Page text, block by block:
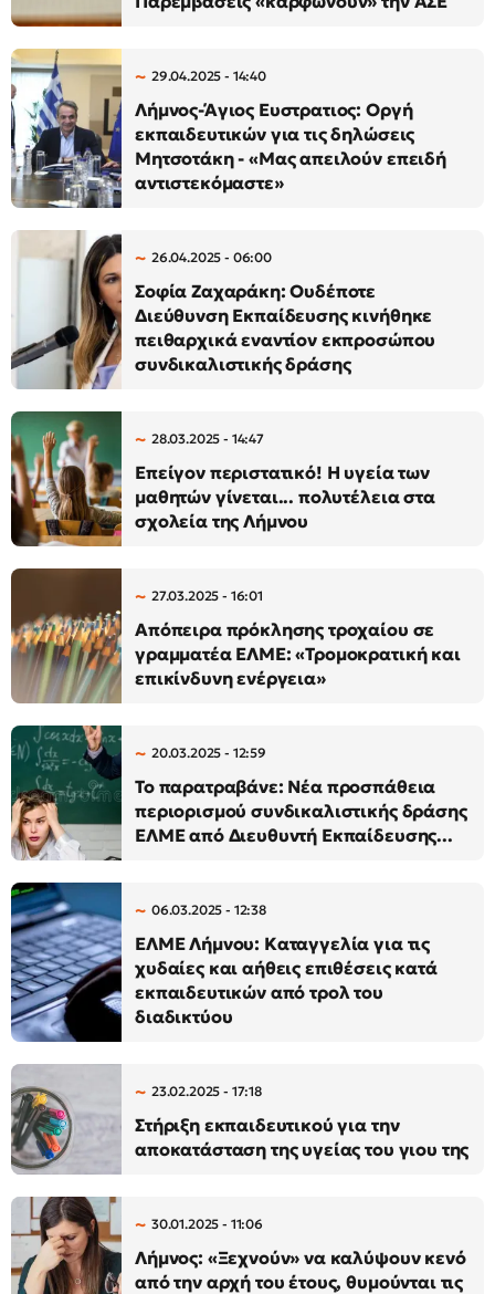
29.04.2025 - 14:40
Λήμνος-Άγιος Ευστρατιος: Οργή
εκπαιδευτικών για τις δηλώσεις
Μητσοτάκη - «Μας απειλούν επειδή
αντιστεκόμαστε»
26.04.2025 - 06:00
Σοφία Ζαχαράκη: Ουδέποτε
Διεύθυνση Εκπαίδευσης κινήθηκε
πειθαρχικά εναντίον εκπροσώπου
συνδικαλιστικής δράσης
28.03.2025 - 14:47
Επείγον περιστατικό! Η υγεία των
μαθητών γίνεται... πολυτέλεια στα
σχολεία της Λήμνου
27.03.2025 - 16:01
Απόπειρα πρόκλησης τροχαίου σε
γραμματέα ΕΛΜΕ: «Τρομοκρατική και
επικίνδυνη ενέργεια»
20.03.2025 - 12:59
Το παρατραβάνε: Νέα προσπάθεια
περιορισμού συνδικαλιστικής δράσης
ΕΛΜΕ από Διευθυντή Εκπαίδευσης...
06.03.2025 - 12:38
ΕΛΜΕ Λήμνου: Καταγγελία για τις
χυδαίες και αήθεις επιθέσεις κατά
εκπαιδευτικών από τρολ του
διαδικτύου
23.02.2025 - 17:18
Στήριξη εκπαιδευτικού για την
αποκατάσταση της υγείας του γιου της
30.01.2025 - 11:06
Λήμνος: «Ξεχνούν» να καλύψουν κενό
από την αρχή του έτους, θυμούνται τις